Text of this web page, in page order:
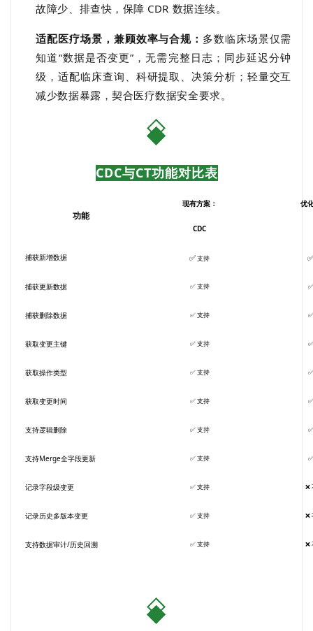
故障少、排查快，保障 CDR 数据连续。
适配医疗场景，兼顾效率与合规： 多数临床场景仅需
知道“数据是否变更”，无需完整日志；同步延迟分钟
级，适配临床查询、科研提取、决策分析；轻量交互
减少数据暴露，契合医疗数据安全要求。
CDC与CT功能对⽐表
功能
现有⽅案：
CDC
优
捕获新增数据 ✅⽀持 ✅
捕获更新数据 ✅⽀持 ✅
捕获删除数据 ✅⽀持 ✅
获取变更主键 ✅⽀持 ✅
获取操作类型 ✅⽀持 ✅
获取变更时间 ✅⽀持 ✅
⽀持逻辑删除 ✅⽀持 ✅
⽀持Merge全字段更新 ✅⽀持 ✅
记录字段级变更 ✅⽀持 ❌
记录历史多版本变更 ✅⽀持 ❌
⽀持数据审计/历史回溯 ✅⽀持 ❌